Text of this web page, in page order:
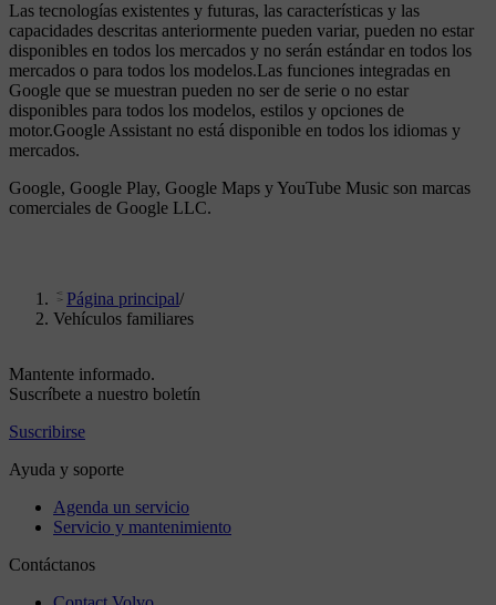
Las tecnologías existentes y futuras, las características y las
capacidades descritas anteriormente pueden variar, pueden no estar
disponibles en todos los mercados y no serán estándar en todos los
mercados o para todos los modelos.Las funciones integradas en
Google que se muestran pueden no ser de serie o no estar
disponibles para todos los modelos, estilos y opciones de
motor.Google Assistant no está disponible en todos los idiomas y
mercados.
Google, Google Play, Google Maps y YouTube Music son marcas
comerciales de Google LLC.
Página principal/
Vehículos familiares